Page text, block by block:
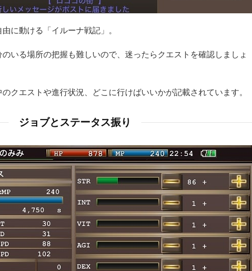
に動ける「イルーナ戦記」。
いる場所の把握も難しいので、迷ったらクエストを確認しましょ
クエストや進行状況、どこに行けばいいかが記載されています。
ジョブとステータス振り